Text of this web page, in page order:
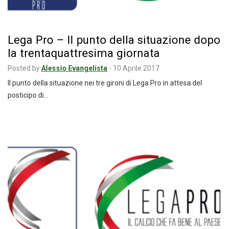
Lega Pro – Il punto della situazione dopo
la trentaquattresima giornata
Posted byAlessio Evangelista - 10 Aprile 2017
Il punto della situazione nei tre gironi di Lega Pro in attesa del
posticipo di…